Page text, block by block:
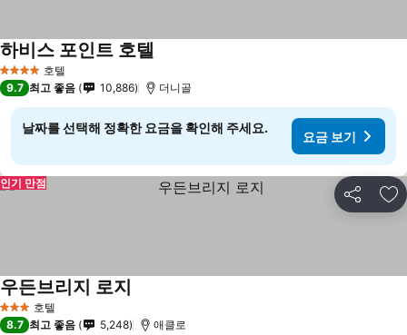
4 성급 호텔
하비스 포인트 호텔
9.7 최고 좋음 10,886 더니골
날짜를 선택해 정확한 요금을 확인해 주세요.
요금 보기
공유 즐
인기 만점
3 성급 호텔
우든브리지 로지
8.7 최고 좋음 5,248 애클로